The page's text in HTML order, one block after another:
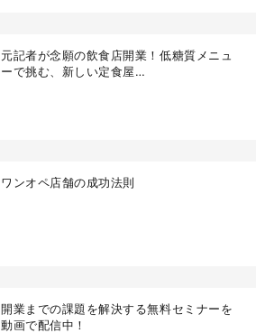
元記者が念願の飲食店開業！低糖質メニュ
ーで挑む、新しい定食屋…
ワンオペ店舗の成功法則
開業までの課題を解決する無料セミナーを
動画で配信中！